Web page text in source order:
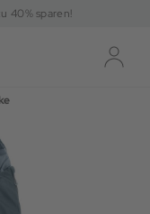
40% sparen!